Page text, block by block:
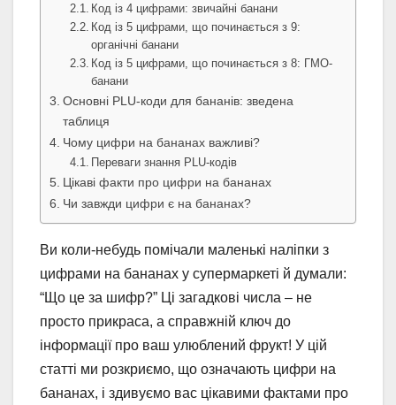
Код із 4 цифрами: звичайні банани
Код із 5 цифрами, що починається з 9:
органічні банани
Код із 5 цифрами, що починається з 8: ГМО-
банани
Основні PLU-коди для бананів: зведена
таблиця
Чому цифри на бананах важливі?
Переваги знання PLU-кодів
Цікаві факти про цифри на бананах
Чи завжди цифри є на бананах?
Ви коли-небудь помічали маленькі наліпки з
цифрами на бананах у супермаркеті й думали:
“Що це за шифр?” Ці загадкові числа – не
просто прикраса, а справжній ключ до
інформації про ваш улюблений фрукт! У цій
статті ми розкриємо, що означають цифри на
бананах, і здивуємо вас цікавими фактами про